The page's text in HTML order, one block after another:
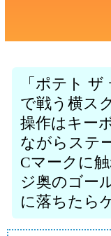
「ポテト
で戦う横ス
操作はキー
ながらステ
Cマークに
ジ奥のゴー
に落ちたら